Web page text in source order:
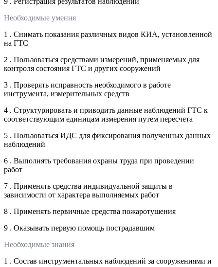
Необходимые умения
1 . Снимать показания различных видов КИА, установленной
на ГТС
2 . Пользоваться средствами измерений, применяемых для
контроля состояния ГТС и других сооружений
3 . Проверять исправность необходимого в работе
инструмента, измерительных средств
4 . Структурировать и приводить данные наблюдений ГТС к
соответствующим единицам измерения путем пересчета
5 . Пользоваться ИДС для фиксирования полученных данных
наблюдений
6 . Выполнять требования охраны труда при проведении
работ
7 . Применять средства индивидуальной защиты в
зависимости от характера выполняемых работ
8 . Применять первичные средства пожаротушения
9 . Оказывать первую помощь пострадавшим
Необходимые знания
1 . Состав инструментальных наблюдений за сооружениями и